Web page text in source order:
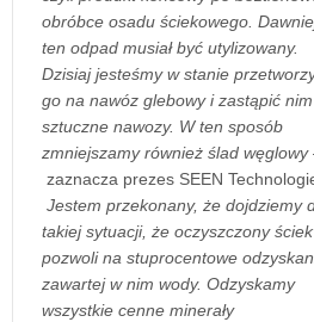
obróbce osadu ściekowego.
ten odpad musiał być utylizowany.
Dzisiaj jesteśmy w stanie
go na nawóz glebowy i zastąpić nim
sztuczne nawozy. W ten sposób
zmniejszamy również ślad węglowy
zaznacza prezes SEEN
Jestem przekonany, że dojdziemy
takiej sytuacji, że oczyszczony ściek
pozwoli na stuprocentowe
zawartej w nim wody. Odzyskamy
wszystkie cenne minerały